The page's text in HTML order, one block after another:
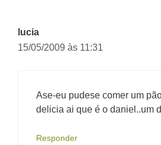
lucia
15/05/2009 às 11:31
Ase-eu pudese comer um
delicia ai que é o daniel..um
Responder